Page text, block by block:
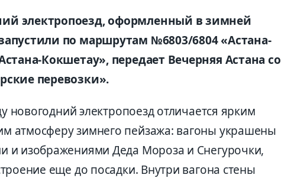
электропоезд, оформленный в зимней
по маршрутам №6803/6804 «Астана-
Кокшетау», передает Вечерняя Астана со
перевозки».
новогодний электропоезд отличается ярким
атмосферу зимнего пейзажа: вагоны украшены
и изображениями Деда Мороза и Снегурочки,
еще до посадки. Внутри вагона стены